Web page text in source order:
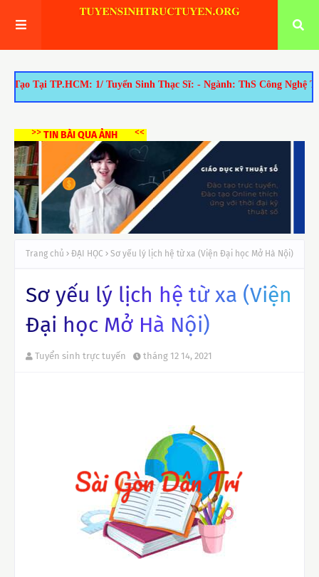
1/ Tuyển Sinh Thạc Sĩ: - Ngành: ThS Công Nghệ
>> TIN BÀI QUA ẢNH <<
Trang chủ ĐẠI HỌC Sơ yếu lý lịch hệ từ xa (Viện Đại học Mở Hà Nội)
Sơ yếu lý lịch hệ từ xa (Viện
Đại học Mở Hà Nội)
Tuyển sinh trực tuyến tháng 12 14, 2021